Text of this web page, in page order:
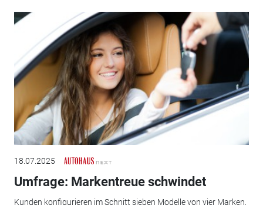
18.07.2025
Umfrage: Markentreue schwindet
Kunden konfigurieren im Schnitt sieben Modelle von vier Marken,